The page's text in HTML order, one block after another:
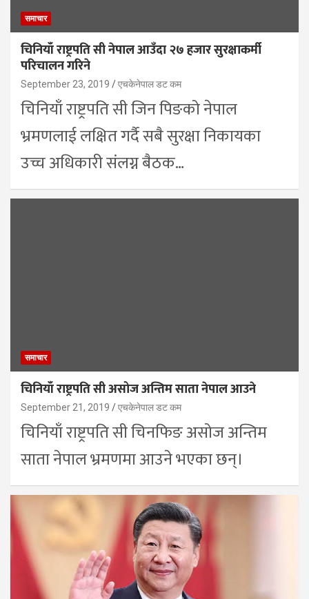
समाचार
चिनियाँ राष्ट्रपति सी नेपाल आउँदा २७ हजार सुरक्षाकर्मी
परिचालन गरिने
September 23, 2019 एचकेनेपाल डट कम
चिनियाँ राष्ट्रपति सी जिन पिङको नेपाल
भ्रमणलाई लक्षित गर्दै सबै सुरक्षा निकायका
उच्च अधिकारी संलग्न बैठक…
समाचार
चिनियाँ राष्ट्रपति सी असोज अन्तिम साता नेपाल आउने
September 21, 2019 एचकेनेपाल डट कम
चिनियाँ राष्ट्रपति सी चिनफिङ असोज अन्तिम
साता नेपाल भ्रमणमा आउने भएका छन्।